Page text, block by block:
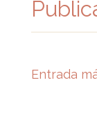
Entrada